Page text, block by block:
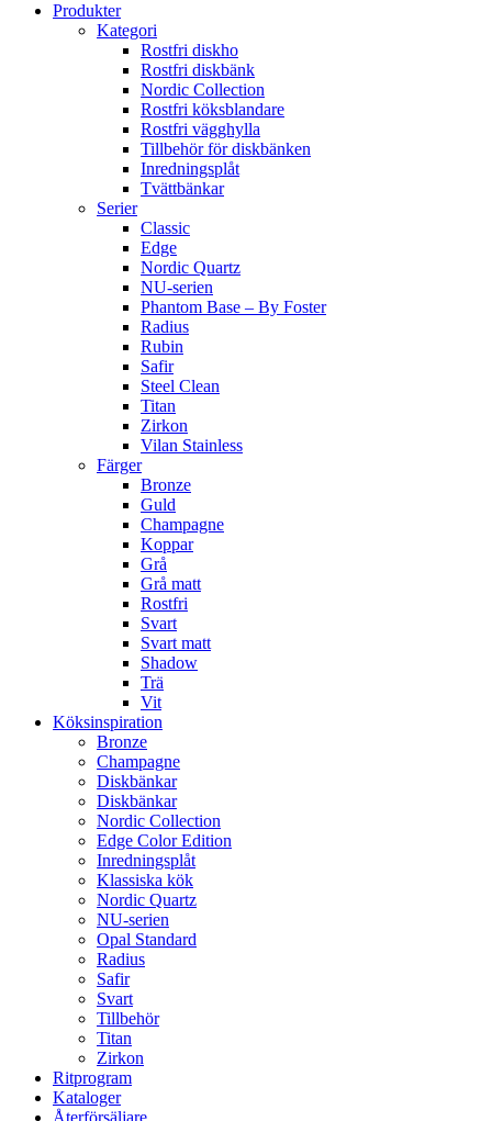
Produkter
Kategori
Rostfri diskho
Rostfri diskbänk
Nordic Collection
Rostfri köksblandare
Rostfri vägghylla
Tillbehör för diskbänken
Inredningsplåt
Tvättbänkar
Serier
Classic
Edge
Nordic Quartz
NU-serien
Phantom Base – By Foster
Radius
Rubin
Safir
Steel Clean
Titan
Zirkon
Vilan Stainless
Färger
Bronze
Guld
Champagne
Koppar
Grå
Grå matt
Rostfri
Svart
Svart matt
Shadow
Trä
Vit
Köksinspiration
Bronze
Champagne
Diskbänkar
Diskbänkar
Nordic Collection
Edge Color Edition
Inredningsplåt
Klassiska kök
Nordic Quartz
NU-serien
Opal Standard
Radius
Safir
Svart
Tillbehör
Titan
Zirkon
Ritprogram
Kataloger
Återförsäljare